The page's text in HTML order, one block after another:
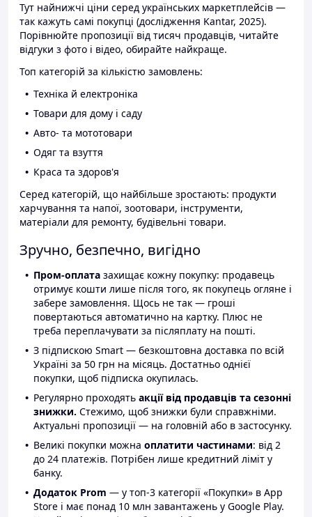
Тут найнижчі ціни серед українських маркетплейсів —
так кажуть самі покупці (дослідження Kantar, 2025).
Порівнюйте пропозиції від тисяч продавців, читайте
відгуки з фото і відео, обирайте найкраще.
Топ категорій за кількістю замовлень:
Техніка й електроніка
Товари для дому і саду
Авто- та мототовари
Одяг та взуття
Краса та здоров'я
Серед категорій, що найбільше зростають: продукти
харчування та напої, зоотовари, інструменти,
матеріали для ремонту, будівельні товари.
Зручно, безпечно, вигідно
Пром-оплата захищає кожну покупку: продавець
отримує кошти лише після того, як покупець огляне і
забере замовлення. Щось не так — гроші
повертаються автоматично на картку. Плюс не
треба переплачувати за післяплату на пошті.
З підпискою Smart — безкоштовна доставка по всій
Україні за 50 грн на місяць. Достатньо однієї
покупки, щоб підписка окупилась.
Регулярно проходять акції від продавців та сезонні
знижки. Стежимо, щоб знижки були справжніми.
Актуальні пропозиції — на головній або в застосунку.
Великі покупки можна оплатити частинами: від 2
до 24 платежів. Потрібен лише кредитний ліміт у
банку.
Додаток Prom — у топ-3 категорії «Покупки» в App
Store і має понад 10 млн завантажень у Google Play.